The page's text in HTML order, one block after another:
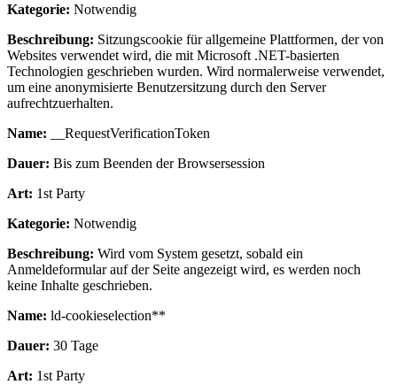
Kategorie: Notwendig
Beschreibung: Sitzungscookie für allgemeine Plattformen, der von
Websites verwendet wird, die mit Microsoft .NET-basierten
Technologien geschrieben wurden. Wird normalerweise verwendet,
um eine anonymisierte Benutzersitzung durch den Server
aufrechtzuerhalten.
Name: __RequestVerificationToken
Dauer: Bis zum Beenden der Browsersession
Art: 1st Party
Kategorie: Notwendig
Beschreibung: Wird vom System gesetzt, sobald ein
Anmeldeformular auf der Seite angezeigt wird, es werden noch
keine Inhalte geschrieben.
Name: ld-cookieselection**
Dauer: 30 Tage
Art: 1st Party